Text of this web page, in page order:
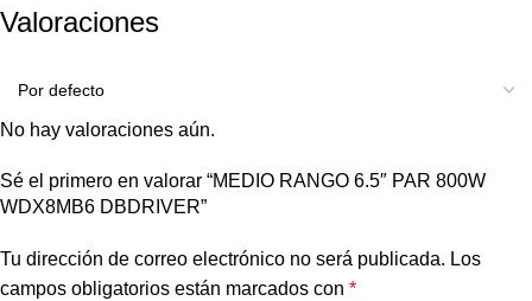
Valoraciones
No hay valoraciones aún.
Sé el primero en valorar “MEDIO RANGO 6.5″ PAR 800W
WDX8MB6 DBDRIVER”
Tu dirección de correo electrónico no será publicada. Los
campos obligatorios están marcados con *